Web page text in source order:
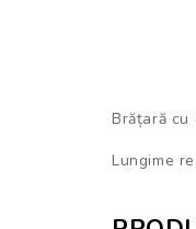
Brățară
Lungime